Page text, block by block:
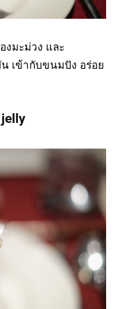
งมะม่วง และ
เข้ากับขนมปัง อร่อย